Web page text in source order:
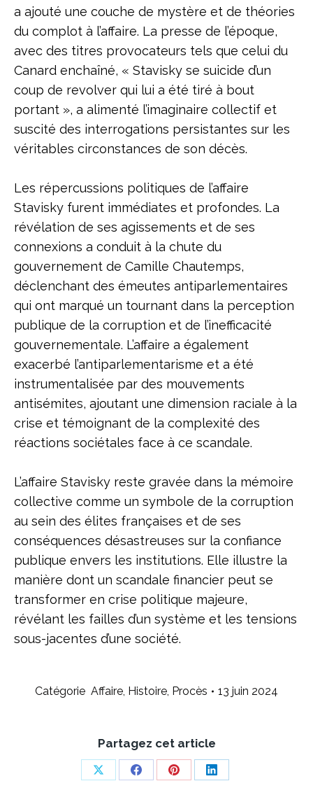
a ajouté une couche de mystère et de théories
du complot à l’affaire. La presse de l’époque,
avec des titres provocateurs tels que celui du
Canard enchaîné, « Stavisky se suicide d’un
coup de revolver qui lui a été tiré à bout
portant », a alimenté l’imaginaire collectif et
suscité des interrogations persistantes sur les
véritables circonstances de son décès.
Les répercussions politiques de l’affaire
Stavisky furent immédiates et profondes. La
révélation de ses agissements et de ses
connexions a conduit à la chute du
gouvernement de Camille Chautemps,
déclenchant des émeutes antiparlementaires
qui ont marqué un tournant dans la perception
publique de la corruption et de l’inefficacité
gouvernementale. L’affaire a également
exacerbé l’antiparlementarisme et a été
instrumentalisée par des mouvements
antisémites, ajoutant une dimension raciale à la
crise et témoignant de la complexité des
réactions sociétales face à ce scandale.
L’affaire Stavisky reste gravée dans la mémoire
collective comme un symbole de la corruption
au sein des élites françaises et de ses
conséquences désastreuses sur la confiance
publique envers les institutions. Elle illustre la
manière dont un scandale financier peut se
transformer en crise politique majeure,
révélant les failles d’un système et les tensions
sous-jacentes d’une société.
Catégorie Affaire, Histoire, Procès 13 juin 2024
Partagez cet article
Share
Share
Share
Share